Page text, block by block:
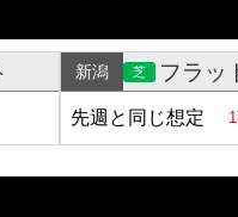
新潟 芝 フラッ
先週と同じ想定